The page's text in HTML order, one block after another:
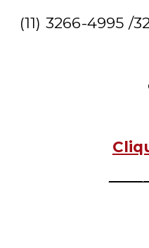
(11) 3266-4995 /